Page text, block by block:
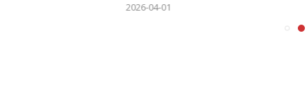
2026-04-01